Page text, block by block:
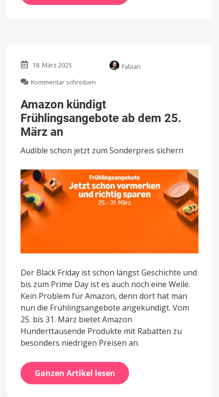
18. März 2025
Fabian
Kommentar schreiben
kündigt
Frühlingsangebote
ab
März
an
Amazon kündigt
Frühlingsangebote ab dem 25.
März an
Audible schon jetzt zum Sonderpreis sichern
Der Black Friday ist schon längst Geschichte und
bis zum Prime Day ist es auch noch eine Weile.
Kein Problem für Amazon, denn dort hat man
nun die Frühlingsangebote angekündigt. Vom
25. bis 31. März bietet Amazon
Hunderttausende Produkte mit Rabatten zu
besonders niedrigen Preisen an.
Ganzen Artikel lesen